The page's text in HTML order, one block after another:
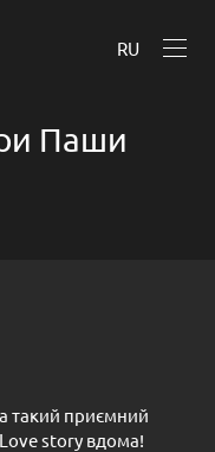
RU
Паши
такий приємний
story вдома!